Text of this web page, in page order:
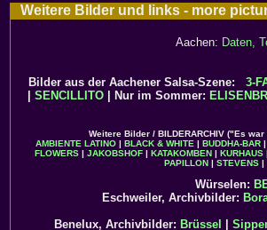
Weitere Bilder und links - more
Aachen: Daten,
Bilder aus der Aachener Salsa-Szene: 3-
SENCILLITO| Nur im Sommer:
Weitere Bilder / BILDERARCHIV ("Es
AMBIENTE LATINO | BLACK & WHITE | BUDDHA-BAR |
FLOWERS| JAKOBSHOF| KATAKOMBEN| KURHAUS|
PAPILLON | STEVENS |
Würselen:
Eschweiler, Archivbilder:
Benelux, Archivbilder: Brüssel